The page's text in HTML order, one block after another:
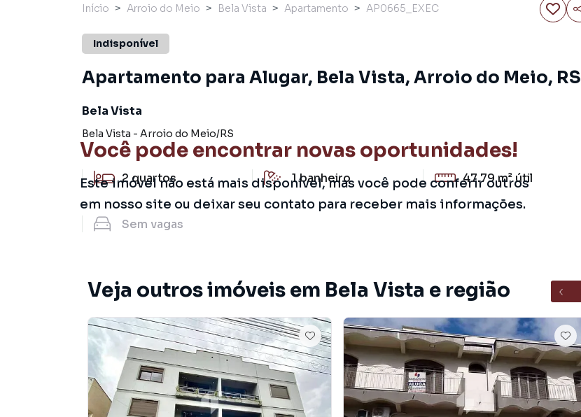
Você pode encontrar novas oportunidades!
Este imóvel não está mais disponível, mas você pode conferir outros
em nosso site ou deixar seu contato para receber mais informações.
Início Arroio do Meio Bela Vista Apartamento AP0665_EXEC
Indisponível
Apartamento para Alugar, Bela Vista, Arroio do Meio, RS
Bela Vista
Bela Vista - Arroio do Meio/RS
2 quartos 1banheiro 47.79 m² útil
Sem vagas
Veja outros imóveis em Bela Vista e região